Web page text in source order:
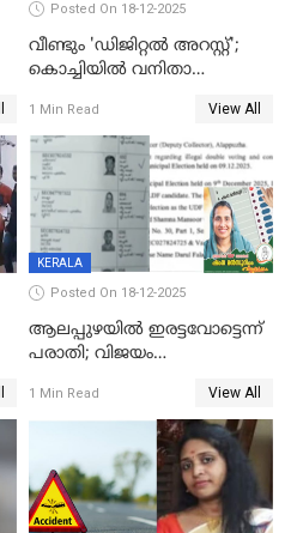
Posted On 18-12-2025
വീണ്ടും 'ഡിജിറ്റല്‍ അറസ്റ്റ്';
കൊച്ചിയില്‍ വനിതാ
കോടി രൂപ
1 Min Read View All
KERALA
Posted On 18-12-2025
ആലപ്പുഴയിൽ ഇരട്ടവോട്ടെന്ന്
പരാതി; വിജയം
വാർഡിലെ എൽഡിഎഫ്
സ്ഥാനാർത്ഥി
1 Min Read View All